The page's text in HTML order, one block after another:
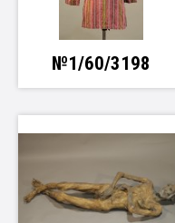
№1/60/3198